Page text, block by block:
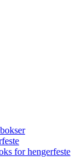
for hengerfeste